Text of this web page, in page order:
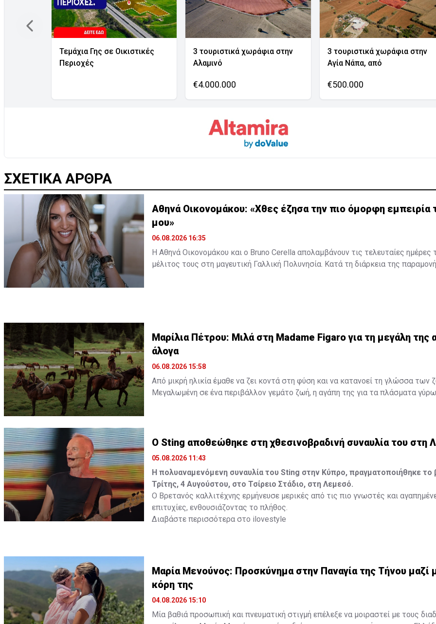
Τεμάχια Γης σε Οικιστικές
Περιοχές
3 τουριστικά χωράφια στην
Αλαμινό
€4.000.000
3 τουριστικά χωράφια στην
Αγία Νάπα, από
€500.000
ΣΧΕΤΙΚΑ ΑΡΘΡΑ
Αθηνά Οικονομάκου: «Χθες έζησα την πιο όμορφη εμπειρία
μου»
06.08.2026 16:35
Η Αθηνά Οικονομάκου και ο Bruno Cerella απολαμβάνουν τις τελευταίες ημέρες
μέλιτος τους στη μαγευτική Γαλλική Πολυνησία. Κατά τη διάρκεια της
Διαβάστε επίσης: Μαρίλια Πέτρου: Μιλά στη Madame Figaro για τη μεγάλη της
άλογα
Μαρίλια Πέτρου: Μιλά στη Madame Figaro για τη μεγάλη της
άλογα
06.08.2026 15:58
Από μικρή ηλικία έμαθε να ζει κοντά στη φύση και να κατανοεί τη γλώσσα των
Μεγαλωμένη σε ένα περιβάλλον γεμάτο ζωή, η αγάπη της για τα πλάσματα γύρω
Διαβάστε περισσότερα στο madamefigaro.cy
Ο Sting αποθεώθηκε στη χθεσινοβραδινή συναυλία του στη
05.08.2026 11:43
Η πολυαναμενόμενη συναυλία του Sting στην Κύπρο, πραγματοποιήθηκε το
Τρίτης, 4 Αυγούστου, στο Τσίρειο Στάδιο, στη Λεμεσό.
Ο Βρετανός καλλιτέχνης ερμήνευσε μερικές από τις πιο γνωστές και
επιτυχίες, ενθουσιάζοντας το πλήθος.
Διαβάστε περισσότερα στο ilovestyle
Μαρία Μενούνος: Προσκύνημα στην Παναγία της Τήνου μαζί
κόρη της
04.08.2026 15:10
Μία βαθιά προσωπική και πνευματική στιγμή επέλεξε να μοιραστεί με τους